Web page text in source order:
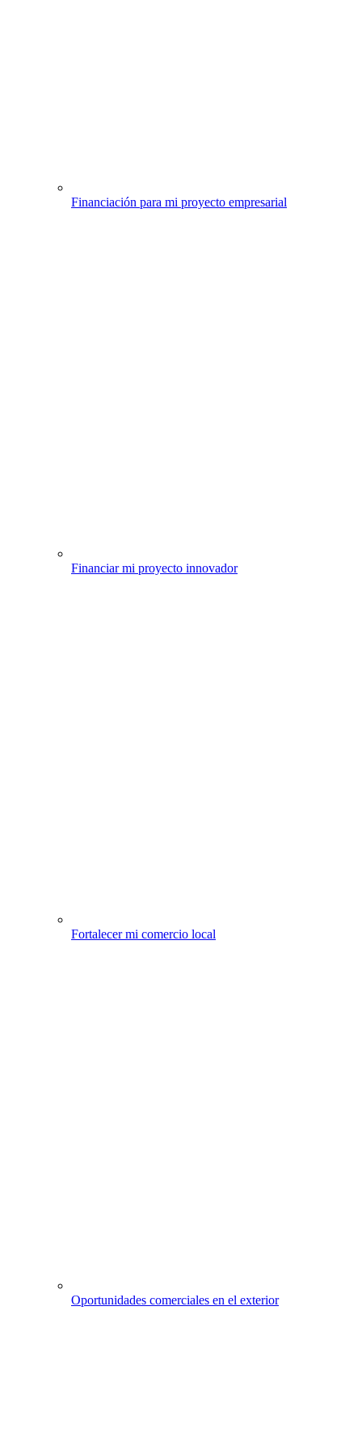
Financiación para mi proyecto empresarial
Financiar mi proyecto innovador
Fortalecer mi comercio local
Oportunidades comerciales en el exterior